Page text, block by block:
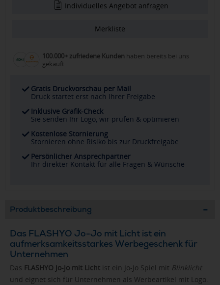
Individuelles Angebot anfragen
Merkliste
100.000+ zufriedene Kunden haben bereits bei uns
gekauft
Gratis Druckvorschau per Mail
Druck startet erst nach Ihrer Freigabe
Inklusive Grafik-Check
Sie senden Ihr Logo, wir prüfen & optimieren
Kostenlose Stornierung
Stornieren ohne Risiko bis zur Druckfreigabe
Persönlicher Ansprechpartner
Ihr direkter Kontakt für alle Fragen & Wünsche
Produktbeschreibung
Das FLASHYO Jo-Jo mit Licht ist ein
aufmerksamkeitsstarkes Werbegeschenk für
Unternehmen
Das FLASHYO Jo-Jo mit Licht ist ein Jo-Jo Spiel mit Blinklicht
und eignet sich für Unternehmen als Werbeartikel mit Logo.